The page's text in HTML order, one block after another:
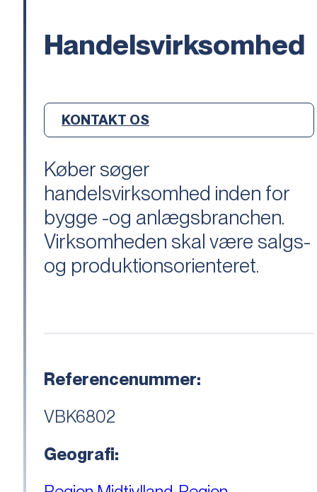
Handelsvirksomhed
KONTAKT OS
Køber søger
handelsvirksomhed inden for
bygge -og anlægsbranchen.
Virksomheden skal være salgs-
og produktionsorienteret.
Referencenummer:
VBK6802
Geografi: